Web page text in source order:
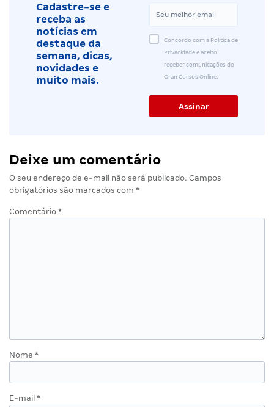
Cadastre-se e
receba as
notícias em
destaque da
semana, dicas,
novidades e
muito mais.
Concordo com a Política de
Privacidade e aceito
receber comunicações do
Gran Cursos Online.
Deixe um comentário
O seu endereço de e-mail não será publicado. Campos
obrigatórios são marcados com *
Comentário *
Nome *
E-mail *